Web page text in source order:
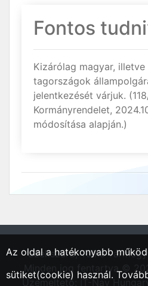
Fontos
Kizárólag magyar, illetve
tagországok
jelentkezését várjuk.
Kormányrendelet,
módosítása alapján.)
"Szekszárd, Tolna
Minden jog fentartva ©
Üzemeltető: IT-Nav
Az oldal a hatékonyabb
sütiket(cookie) használ.